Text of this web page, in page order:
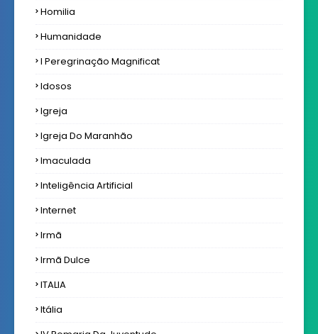
Homilia
Humanidade
I Peregrinação Magnificat
Idosos
Igreja
Igreja Do Maranhão
Imaculada
Inteligência Artificial
Internet
Irmã
Irmã Dulce
ITALIA
Itália